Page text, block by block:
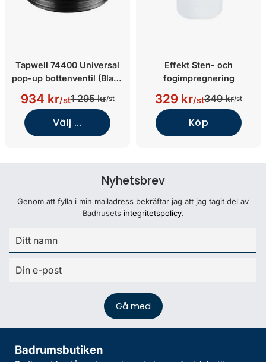
Tapwell 74400 Universal
pop-up bottenventil (Black
Chrome)
934 kr/st1 295 kr/st
Välj ...
Effekt Sten- och
fogimpregnering
329 kr/st349 kr/st
Köp
Nyhetsbrev
Genom att fylla i min mailadress bekräftar jag att jag tagit del av
Badhusets integritetspolicy.
Badrumsbutiken